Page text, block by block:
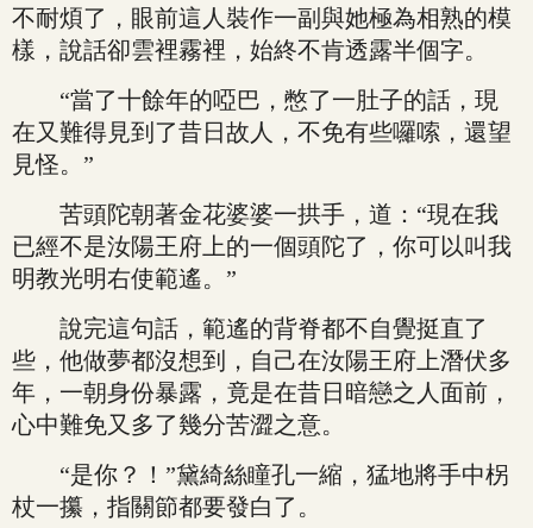
不耐煩了，眼前這人裝作一副與她極為相熟的模
樣，說話卻雲裡霧裡，始終不肯透露半個字。
“當了十餘年的啞巴，憋了一肚子的話，現
在又難得見到了昔日故人，不免有些囉嗦，還望
見怪。”
苦頭陀朝著金花婆婆一拱手，道：“現在我
已經不是汝陽王府上的一個頭陀了，你可以叫我
明教光明右使範遙。”
說完這句話，範遙的背脊都不自覺挺直了
些，他做夢都沒想到，自己在汝陽王府上潛伏多
年，一朝身份暴露，竟是在昔日暗戀之人面前，
心中難免又多了幾分苦澀之意。
“是你？！”黛綺絲瞳孔一縮，猛地將手中柺
杖一攥，指關節都要發白了。